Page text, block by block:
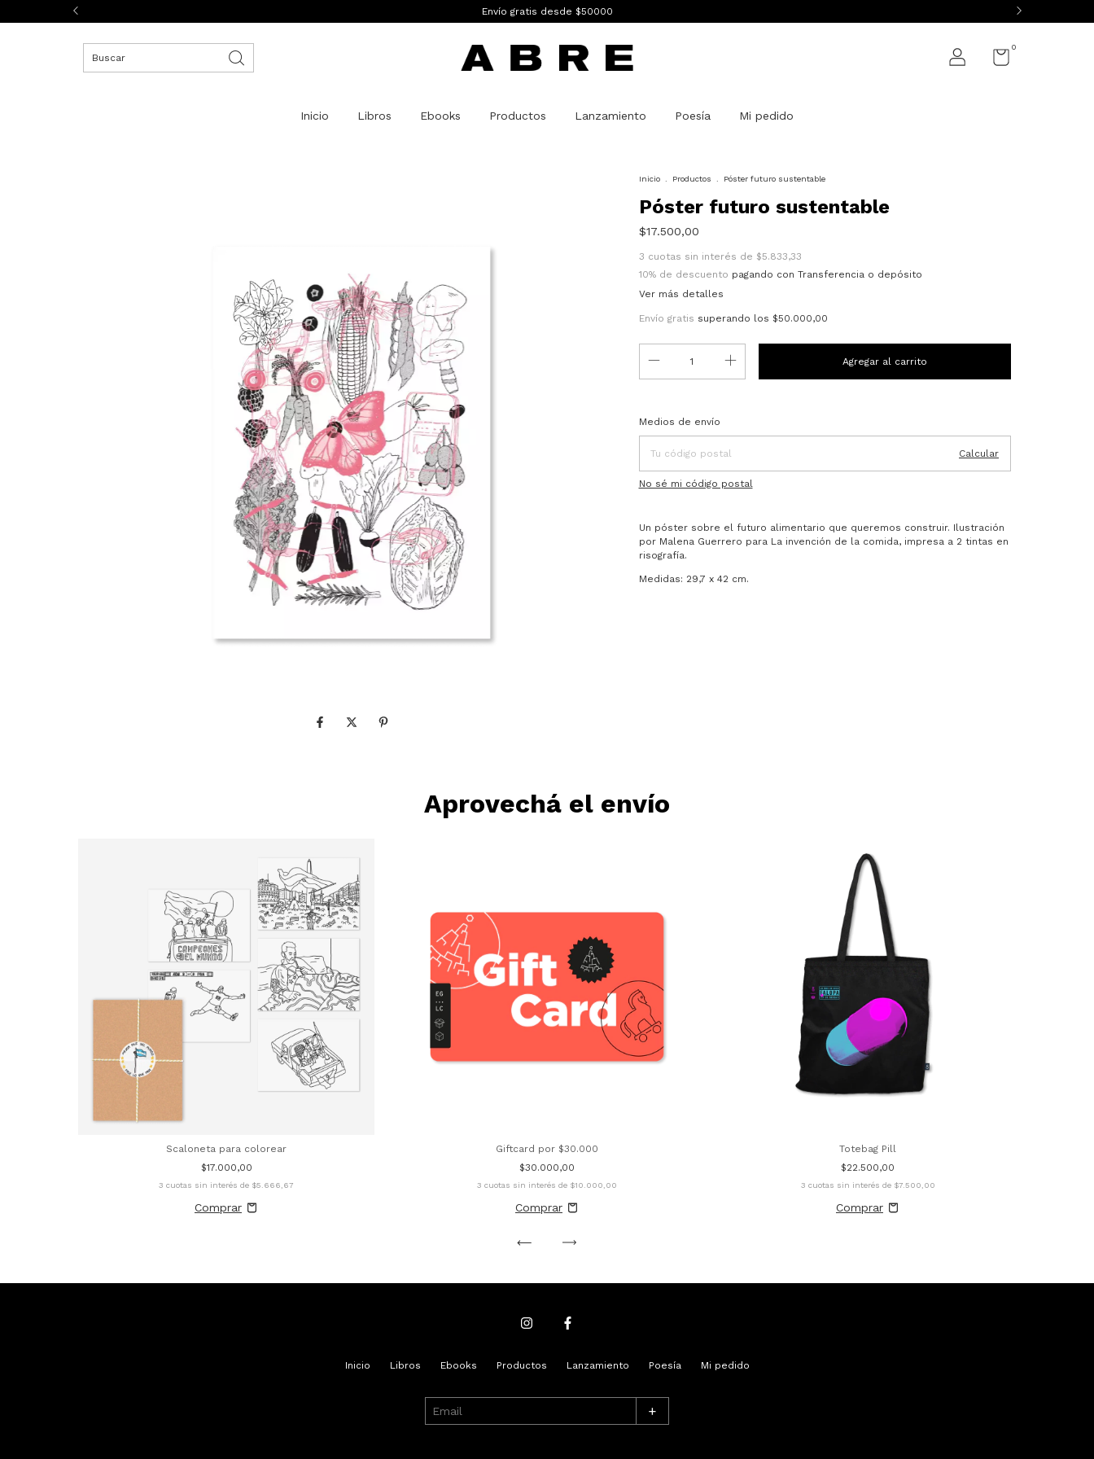
Envío gratis desde $50000
0
Inicio Libros Ebooks Productos Lanzamiento Poesía Mi pedido
Inicio Productos Póster futuro sustentable
Póster futuro sustentable
$17.500,00
3 cuotas sin interés de $5.833,33
10% de descuento pagando con Transferencia o depósito
Ver más detalles
Envío gratis superando los $50.000,00
Entregas para el CP:
Medios de envío
Calcular
No sé mi código postal
Un póster sobre el futuro alimentario que queremos construir. Ilustración
por Malena Guerrero para La invención de la comida, impresa a 2 tintas en
risografía.
Medidas: 29,7 x 42 cm.
Aprovechá el envío
Scaloneta para colorear
$17.000,00
3 cuotas sin interés de $5.666,67
Giftcard por $30.000
$30.000,00
3 cuotas sin interés de $10.000,00
Totebag Pill
$22.500,00
3 cuotas sin interés de $7.500,00
Inicio Libros Ebooks Productos Lanzamiento Poesía Mi pedido
+